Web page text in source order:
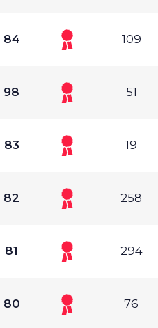
84 109
98 51
83 19
82 258
81 294
80 76